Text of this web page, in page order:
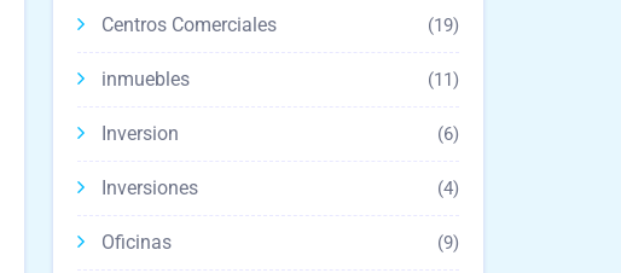
Centros Comerciales (19)
inmuebles (11)
Inversion (6)
Inversiones (4)
Oficinas (9)